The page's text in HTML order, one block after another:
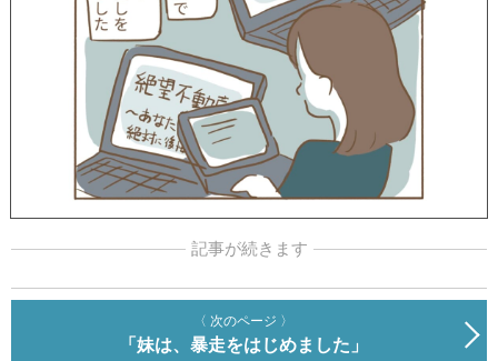
記事が続きます
〈 次のページ 〉
「妹は、暴走をはじめました」